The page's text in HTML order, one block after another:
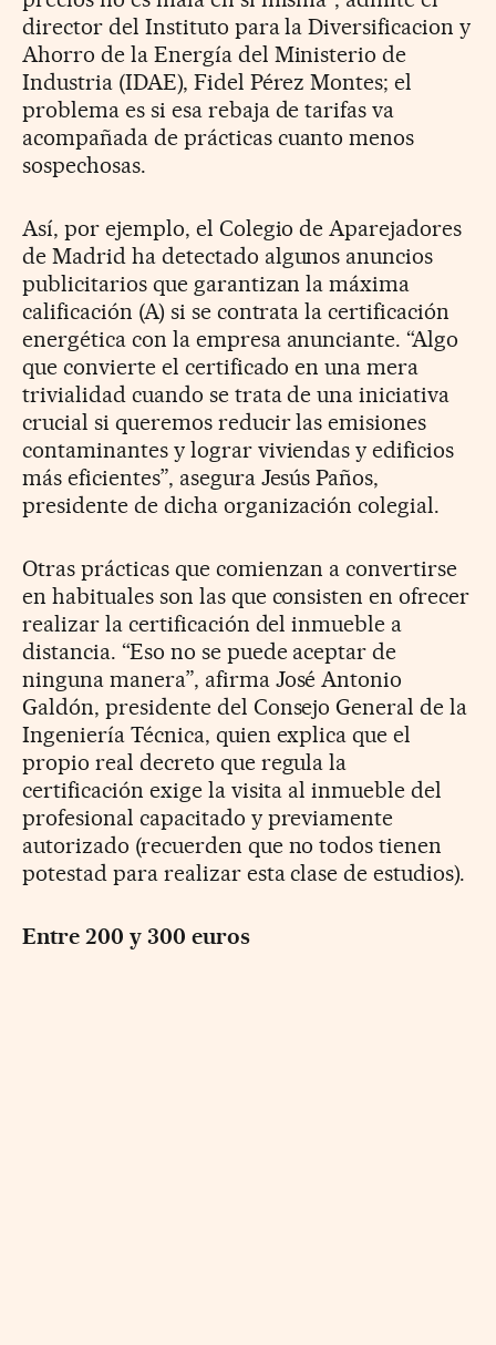
director del Instituto para la Diversificacion y
Ahorro de la Energía del Ministerio de
Industria (IDAE), Fidel Pérez Montes; el
problema es si esa rebaja de tarifas va
acompañada de prácticas cuanto menos
sospechosas.
Así, por ejemplo, el Colegio de Aparejadores
de Madrid ha detectado algunos anuncios
publicitarios que garantizan la máxima
calificación (A) si se contrata la certificación
energética con la empresa anunciante. “Algo
que convierte el certificado en una mera
trivialidad cuando se trata de una iniciativa
crucial si queremos reducir las emisiones
contaminantes y lograr viviendas y edificios
más eficientes”, asegura Jesús Paños,
presidente de dicha organización colegial.
Otras prácticas que comienzan a convertirse
en habituales son las que consisten en ofrecer
realizar la certificación del inmueble a
distancia. “Eso no se puede aceptar de
ninguna manera”, afirma José Antonio
Galdón, presidente del Consejo General de la
Ingeniería Técnica, quien explica que el
propio real decreto que regula la
certificación exige la visita al inmueble del
profesional capacitado y previamente
autorizado (recuerden que no todos tienen
potestad para realizar esta clase de estudios).
Entre 200 y 300 euros